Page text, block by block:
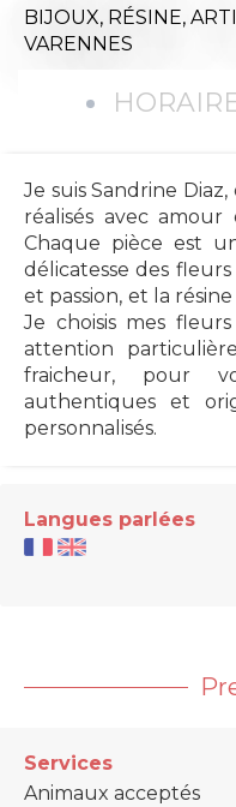
BIJOUX, RÉSINE,
VARENNES
Je suis Sandrine
réalisés avec
Chaque pièce est
délicatesse des
et passion, et la
Je choisis mes
attention
fraicheur, pour
authentiques et
personnalisés.
Langues parlées
Services
Animaux acceptés